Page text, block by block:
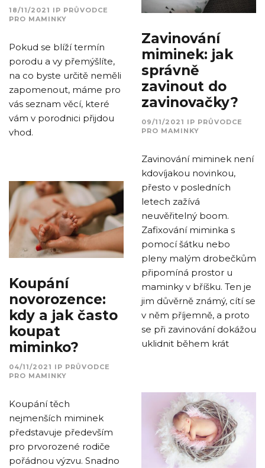
18/11/2021 IP PRŮVODCE
PRO MAMINKY
Pokud se blíží termín
porodu a vy přemýšlíte,
na co byste určitě neměli
zapomenout, máme pro
vás seznam věcí, které
vám v porodnici přijdou
vhod.
Zavinování
miminek: jak
správně
zavinout do
zavinovačky?
09/11/2021 IP PRŮVODCE
PRO MAMINKY
Zavinování miminek není
kdovíjakou novinkou,
přesto v posledních
letech zažívá
neuvěřitelný boom.
Zafixování miminka s
pomocí šátku nebo
pleny malým drobečkům
připomíná prostor u
maminky v bříšku. Ten je
jim důvěrně známý, cítí se
v něm příjemně, a proto
se při zavinování dokážou
uklidnit během krát
Koupání
novorozence:
kdy a jak často
koupat
miminko?
04/11/2021 IP PRŮVODCE
PRO MAMINKY
Koupání těch
nejmenších miminek
představuje především
pro prvorozené rodiče
pořádnou výzvu. Snadno